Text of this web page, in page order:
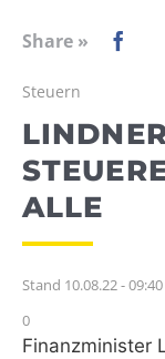
WEBRADIO
Share »
Steuern
ALLE
Stand 10.08.22 -
0
Finanzminister